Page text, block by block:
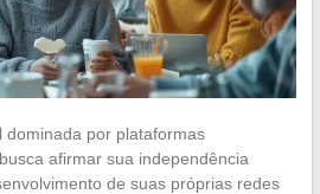
dominada por plataformas
afirmar sua independência
de suas próprias redes